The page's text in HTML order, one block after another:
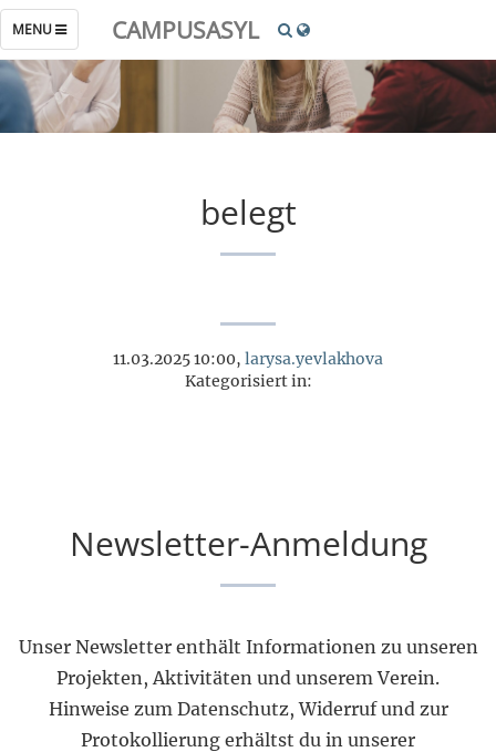
TOGGLE
NAVIGATION
MENU CAMPUSASYL
belegt
11.03.2025 10:00, larysa.yevlakhova
Kategorisiert in:
Newsletter-Anmeldung
Unser Newsletter enthält Informationen zu unseren
Projekten, Aktivitäten und unserem Verein.
Hinweise zum Datenschutz, Widerruf und zur
Protokollierung erhältst du in unserer